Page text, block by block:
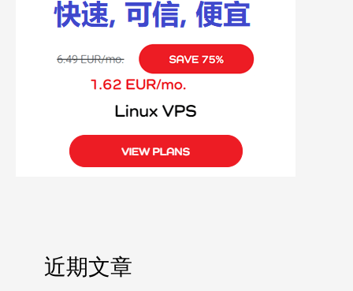
近期文章